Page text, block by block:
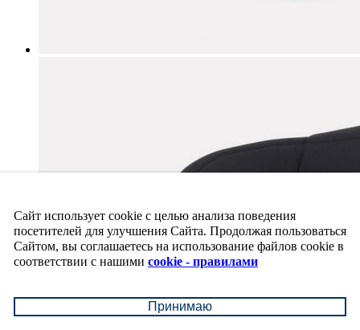
Сайт использует cookie с целью анализа поведения
посетителей для улучшения Сайта. Продолжая пользоваться
Сайтом, вы соглашаетесь на использование файлов cookie в
соответствии с нашими cookie - правилами
Принимаю